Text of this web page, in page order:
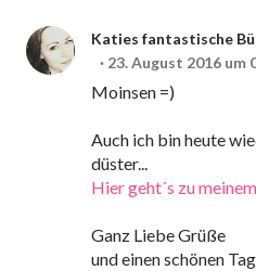
Katies fantastische
23. August 2016 um
Moinsen =)
Auch ich bin heute
düster...
Hier geht´s zu
Ganz Liebe Grüße
und einen schönen